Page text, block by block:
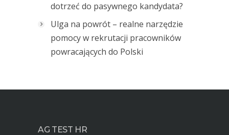
dotrzeć do pasywnego kandydata?
Ulga na powrót – realne narzędzie
pomocy w rekrutacji pracowników
powracających do Polski
AG TEST HR